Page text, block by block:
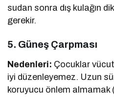
sudan sonra dış kulağın
gerekir.
5. Güneş Çarpması
Nedenleri: Çocuklar vücut
iyi düzenleyemez. Uzun
koruyucu önlem almamak